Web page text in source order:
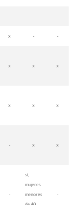
x - -
x x x
x x x
- x x
-
sí,
mujeres
menores
-